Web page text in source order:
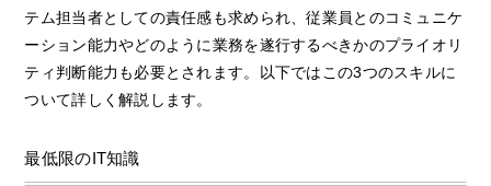
テム担当者としての責任感も求められ、従業員とのコミュニケ
ーション能力やどのように業務を遂行するべきかのプライオリ
ティ判断能力も必要とされます。以下ではこの3つのスキルに
ついて詳しく解説します。
最低限のIT知識